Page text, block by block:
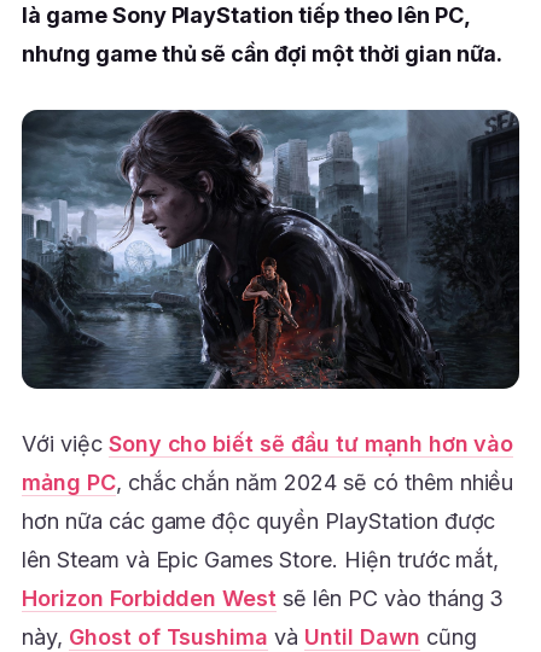
là game Sony PlayStation tiếp theo lên PC,
nhưng game thủ sẽ cần đợi một thời gian nữa.
Với việc Sony cho biết sẽ đầu tư mạnh hơn vào
mảng PC, chắc chắn năm 2024 sẽ có thêm nhiều
hơn nữa các game độc quyền PlayStation được
lên Steam và Epic Games Store. Hiện trước mắt,
Horizon Forbidden West sẽ lên PC vào tháng 3
này, Ghost of Tsushima và Until Dawn cũng